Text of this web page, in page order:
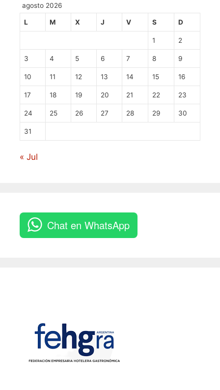
agosto 2026
L M X J V S D
1 2
3 4 5 6 7 8 9
10 11 12 13 14 15 16
17 18 19 20 21 22 23
24 25 26 27 28 29 30
31
« Jul
Chat en WhatsApp